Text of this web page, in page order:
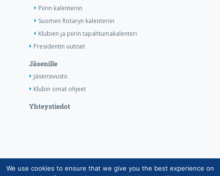
Piirin kalenteriin
Suomen Rotaryn kalenteriin
Klubien ja piirin tapahtumakalenteri
Presidentin uutiset
Jäsenille
Jäsensivusto
Klubin omat ohjeet
Yhteystiedot
Copyright © Suomen Rotarypalvelu ry 2026 |
We use cookies to ensure that we give you the best experience on